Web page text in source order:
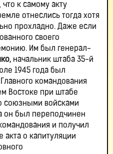
к самому акту
отнеслись тогда хотя
прохладно. Даже если
своего
Им был генерал-
начальник штаба 35-й
1945 года был
командования
Востоке при штабе
союзными войсками
он был переподчинен
и получил
акта о капитуляции